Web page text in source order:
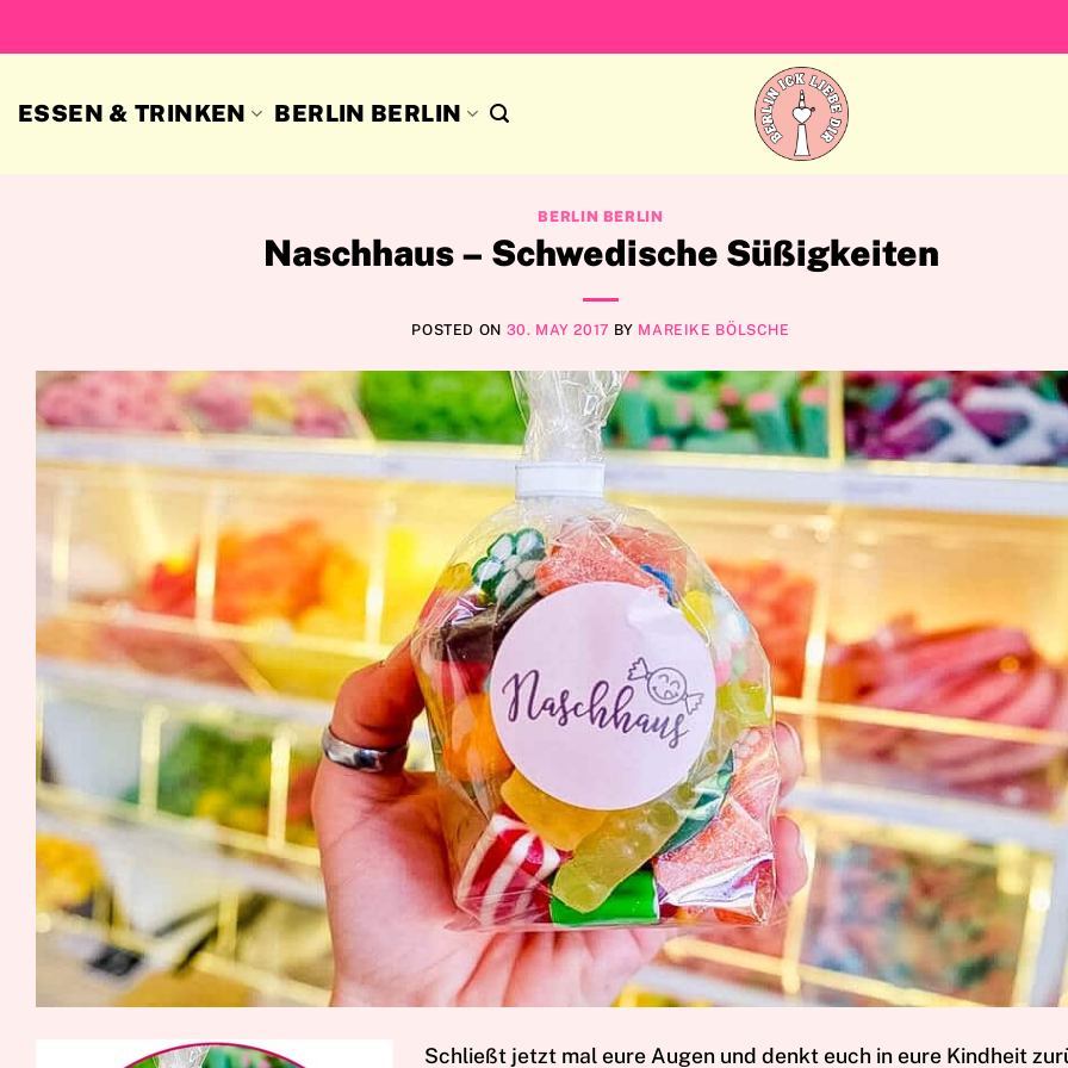
to
ESSEN & TRINKEN BERLIN BERLIN
BERLIN BERLIN
Naschhaus – Schwedische Süßigkeiten
POSTED ON 30. MAY 2017 BY MAREIKE BÖLSCHE
Schließt jetzt mal eure Augen und denkt euch in eure Kindheit